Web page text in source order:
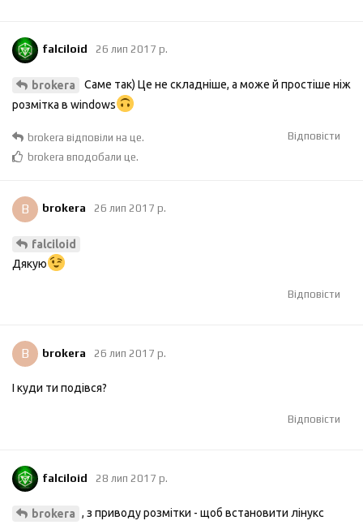
falciloid 26 лип 2017 р.
brokera
Саме так) Це не складніше, а може й простіше ніж
розмітка в windows
Відповісти
brokera відповіли на це.
brokera вподобали це.
B brokera 26 лип 2017 р.
falciloid
Дякую
Відповісти
B brokera 26 лип 2017 р.
І куди ти подівся?
Відповісти
falciloid 28 лип 2017 р.
brokera , з приводу розмітки - щоб встановити лінукс